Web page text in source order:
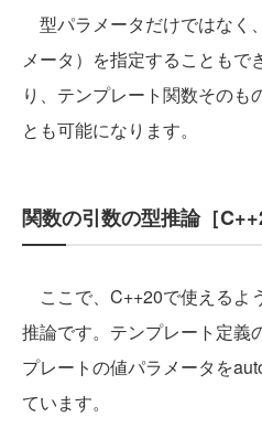
型パラメータだけではなく
メータ）を指定することもで
り、テンプレート関数そのも
とも可能になります。
関数の引数の型推論［
ここで、C++20で使えるよ
推論です。テンプレート定義
プレートの値パラメータを
ています。